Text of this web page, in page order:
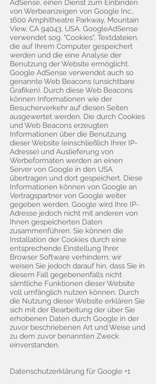
AdSense, einen Dienst zum Einbinden
von Werbeanzeigen von Google Inc.,
1600 Amphitheatre Parkway, Mountain
View, CA 94043, USA. GoogleAdSense
verwendet sog. "Cookies", Textdateien,
die auf Ihrem Computer gespeichert
werden und die eine Analyse der
Benutzung der Website ermöglicht.
Google AdSense verwendet auch so
genannte Web Beacons (unsichtbare
Grafiken). Durch diese Web Beacons
können Informationen wie der
Besucherverkehr auf diesen Seiten
ausgewertet werden. Die durch Cookies
und Web Beacons erzeugten
Informationen über die Benutzung
dieser Website (einschließlich Ihrer IP-
Adresse) und Auslieferung von
Werbeformaten werden an einen
Server von Google in den USA
übertragen und dort gespeichert. Diese
Informationen können von Google an
Vertragspartner von Google weiter
gegeben werden. Google wird Ihre IP-
Adresse jedoch nicht mit anderen von
Ihnen gespeicherten Daten
zusammenführen. Sie können die
Installation der Cookies durch eine
entsprechende Einstellung Ihrer
Browser Software verhindern; wir
weisen Sie jedoch darauf hin, dass Sie in
diesem Fall gegebenenfalls nicht
sämtliche Funktionen dieser Website
voll umfänglich nutzen können. Durch
die Nutzung dieser Website erklären Sie
sich mit der Bearbeitung der über Sie
erhobenen Daten durch Google in der
zuvor beschriebenen Art und Weise und
zu dem zuvor benannten Zweck
einverstanden.
Datenschutzerklärung für Google +1